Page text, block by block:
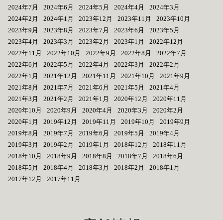
2024年7月
2024年6月 2024年5月 2024年4月
2024年3月
2024年2月
2024年1月 2023年12月 2023年11月
2023年10月
2023年9月
2023年8月 2023年7月 2023年6月
2023年5月
2023年4月
2023年3月 2023年2月 2023年1月
2022年12月
2022年11月
2022年10月 2022年9月 2022年8月
2022年7月
2022年6月
2022年5月 2022年4月 2022年3月
2022年2月
2022年1月
2021年12月 2021年11月 2021年10月
2021年9月
2021年8月
2021年7月 2021年6月 2021年5月
2021年4月
2021年3月
2021年2月 2021年1月 2020年12月
2020年11月
2020年10月
2020年9月 2020年4月 2020年3月
2020年2月
2020年1月
2019年12月 2019年11月 2019年10月
2019年9月
2019年8月
2019年7月 2019年6月 2019年5月
2019年4月
2019年3月
2019年2月 2019年1月 2018年12月
2018年11月
2018年10月
2018年9月 2018年8月 2018年7月
2018年6月
2018年5月
2018年4月 2018年3月 2018年2月
2018年1月
2017年12月
2017年11月